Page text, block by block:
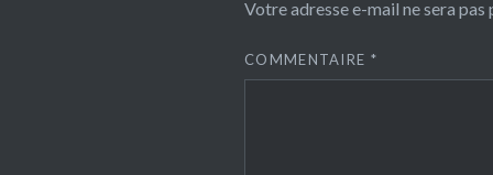
Votre adresse e-mail ne sera pas
COMMENTAIRE *